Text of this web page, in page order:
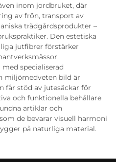
inom jordbruket, där
av frön, transport av
trädgårdsprodukter –
Den estetiska
jutfibrer förstärker
specialiserad
miljömedveten bild är
får stöd av jutesäckar för
och funktionella behållare
artiklar och
de bevarar visuell harmoni
på naturliga material.